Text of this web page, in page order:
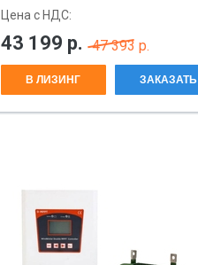
Цена с НДС:
43 199 р. 47 393 р.
В ЛИЗИНГ ЗАКАЗАТЬ